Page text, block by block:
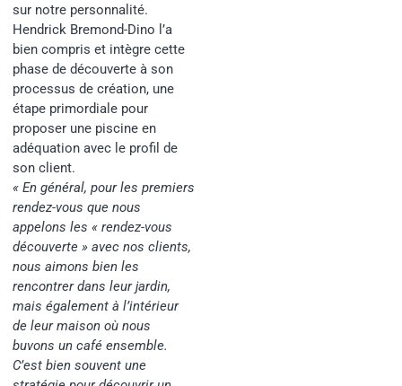
sur notre personnalité.
Hendrick Bremond-Dino l’a
bien compris et intègre cette
phase de découverte à son
processus de création, une
étape primordiale pour
proposer une piscine en
adéquation avec le profil de
son client.
« En général, pour les premiers
rendez-vous que nous
appelons les « rendez-vous
découverte » avec nos clients,
nous aimons bien les
rencontrer dans leur jardin,
mais également à l’intérieur
de leur maison où nous
buvons un café ensemble.
C’est bien souvent une